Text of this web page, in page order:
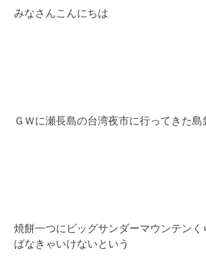
みなさんこんにちは
ＧＷに瀬長島の台湾夜市に行ってきた島
焼餅一つにビッグサンダーマウンテンく
ばなきゃいけないという